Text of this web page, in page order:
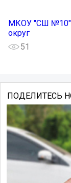
МКОУ "СШ №10"
округ
51
ПОДЕЛИТЕСЬ